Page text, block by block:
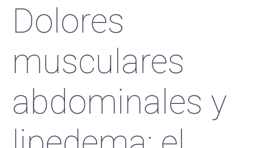
Dolores
musculares
abdominales y